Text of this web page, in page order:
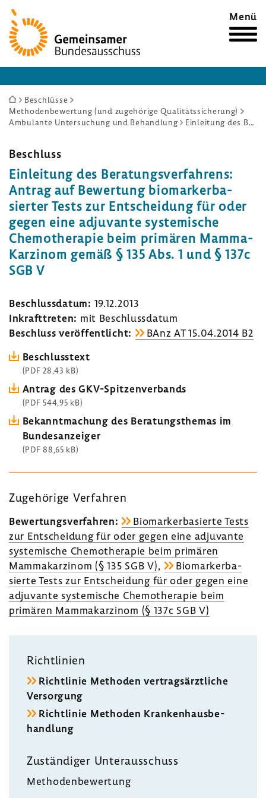
Zur
Startseite
Menü
Sie
sind
Beschlüsse
Methodenbewertung (und zugehörige Qualitätssicherung)
Ambulante Untersuchung und Behandlung
Einleitung des Beratungsverfahrens: Antrag auf Bewertung biomarkerbasierter Tests zur Entscheidung für oder gegen eine adjuvante systemische Chemotherapie beim primären Mamma-Karzinom gemäß § 135 Abs. 1 und § 137c SGB V
Beschluss
Einlei­tung des Bera­tungs­ver­fah­rens:
Antrag auf Bewer­tung biomar­ker­ba­
sierter Tests zur Entschei­dung für oder
gegen eine adju­vante syste­mi­sche
Chemo­the­rapie beim primären Mamma-​
Karzinom gemäß § 135 Abs. 1 und § 137c
SGB V
Beschluss­datum: 19.12.2013
Inkraft­treten: mit Beschluss­datum
Beschluss veröf­fent­licht:
BAnz AT 15.04.2014 B2
Beschluss­text
(PDF 28,43 kB)
Antrag des GKV-​Spitzenverbands
(PDF 544,95 kB)
Bekannt­ma­chung des Bera­tungs­themas im
Bundes­an­zeiger
(PDF 88,65 kB)
Zuge­hö­rige Verfahren
Bewer­tungs­ver­fahren:
Biomar­ker­ba­sierte Tests
zur Entschei­dung für oder gegen eine adju­vante
syste­mi­sche Chemo­the­rapie beim primären
Mamma­kar­zinom (§ 135 SGB V),
Biomar­ker­ba­
sierte Tests zur Entschei­dung für oder gegen eine
adju­vante syste­mi­sche Chemo­the­rapie beim
primären Mamma­kar­zinom (§ 137c SGB V)
Richt­li­nien
Richt­linie Methoden vertrags­ärzt­liche
Versor­gung
Richt­linie Methoden Kran­ken­haus­be­
hand­lung
Zustän­diger Unter­aus­schuss
Metho­den­be­wer­tung